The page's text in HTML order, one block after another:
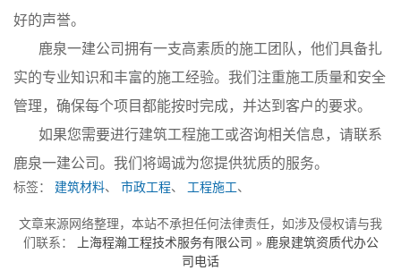
好的声誉。
鹿泉一建公司拥有一支高素质的施工团队，他们具备扎
实的专业知识和丰富的施工经验。我们注重施工质量和安全
管理，确保每个项目都能按时完成，并达到客户的要求。
如果您需要进行建筑工程施工或咨询相关信息，请联系
鹿泉一建公司。我们将竭诚为您提供犹质的服务。
标签： 建筑材料、 市政工程、 工程施工、
文章来源网络整理，本站不承担任何法律责任，如涉及侵权请与我
们联系：
上海程瀚工程技术服务有限公司 » 鹿泉建筑资质代办公
司电话